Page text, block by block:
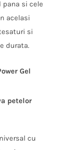
si cele
acelasi
si
durata.
Gel
petelor
cu